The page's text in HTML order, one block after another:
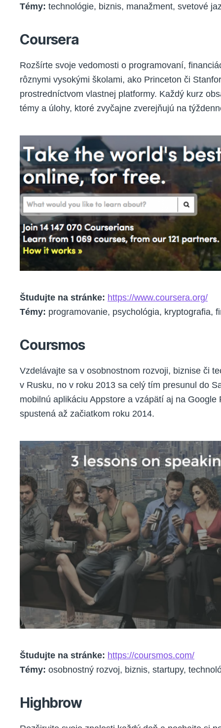
Témy: technológie, biznis, manažment, svetové
Coursera
Rozšírte svoje vedomosti o programovaní,
rôznymi vysokými školami, ako Princeton či
prostredníctvom vlastnej platformy. Každý kurz
témy a úlohy, ktoré zvyčajne zverejňujú na
Študujte na stránke: https://www.coursera.org/
Témy: programovanie, psychológia, kryptografia,
Coursmos
Vzdelávajte sa v osobnostnom rozvoji, biznise či
v Rusku, no v roku 2013 sa celý tím presunul do
mobilnú aplikáciu Appstore a vzápätí aj na
spustená až začiatkom roku 2014.
Študujte na stránke: https://coursmos.com/
Témy: osobnostný rozvoj, biznis, startupy,
Highbrow